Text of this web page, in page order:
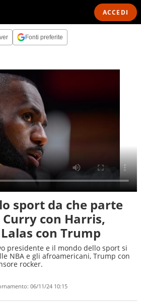
ACCEDI
Fonti preferite
sport da che parte
Curry con Harris,
con Trump
presidente e il mondo dello sport si
NBA e gli afroamericani, Trump con
rocker.
06/11/24 10:15